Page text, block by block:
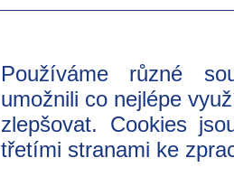
Používáme různé
umožnili co nejlépe
zlepšovat. Cookies
třetími stranami ke